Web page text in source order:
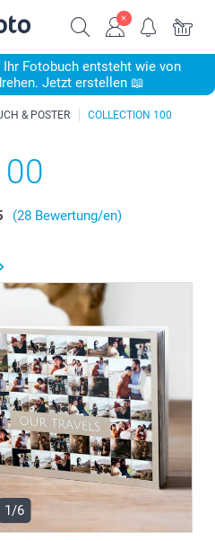
Ihr Fotobuch entsteht wie von
Jetzt erstellen 📖
& POSTER COLLECTION 100
(28 Bewertung/en)
1/6